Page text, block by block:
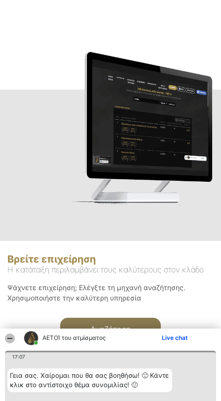
ΑΕΤΟΊ του ατμίσματος Live chat
17:07
Γεια σας. Χαίρομαι που θα σας βοηθήσω! 🙂 Κάντε
κλικ στο αντίστοιχο θέμα συνομιλίας! 🙂
Βρείτε επιχείρηση
Η κατάταξη περιλαμβάνει τους καλύτερους στον κλάδο
Ψάχνετε επιχείρηση; Ελέγξτε τη μηχανή αναζήτησης.
Χρησιμοποιήστε την καλύτερη υπηρεσία
Αναζήτηση